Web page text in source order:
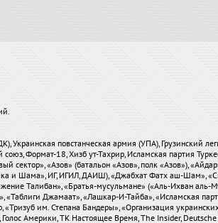
Украинская повстанческая армия (УПА), Грузинский
Формат-18, Хизб ут-Тахрир, Исламская партия
сектор», «Азов» (батальон «Азов», полк «Азов»),
и Шама», ИГ, ИГИЛ, ДАИШ), «Джабхат Фатх аш-Шам»,
Талибан», «Братья-мусульмане» («Аль-Ихван аль-
Джамаат», «Лашкар-И-Тайба», «Исламская
им. Степана Бандеры», «Организация
Америки, ТК Настоящее Время, The Insider,